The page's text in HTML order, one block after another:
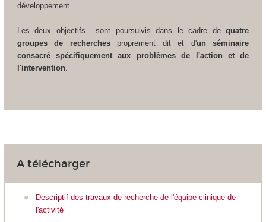
développement.
Les deux objectifs sont poursuivis dans le cadre dequatre
groupes de recherches proprement dit et d'un séminaire
consacré spécifiquement aux problèmes de l'action et de
l'intervention
A télécharger
Descriptif des travaux de recherche de l'équipe clinique de
l'activité